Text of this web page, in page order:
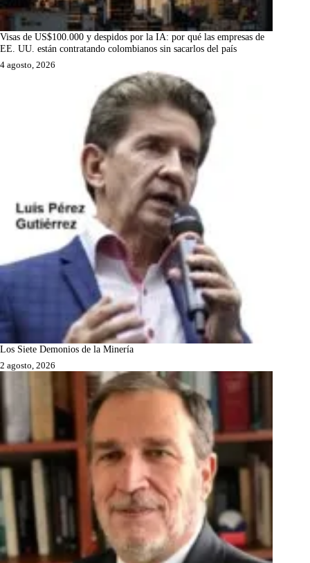
Visas de US$100.000 y despidos por la IA: por qué las empresas de
EE. UU. están contratando colombianos sin sacarlos del país
4 agosto, 2026
Los Siete Demonios de la Minería
2 agosto, 2026